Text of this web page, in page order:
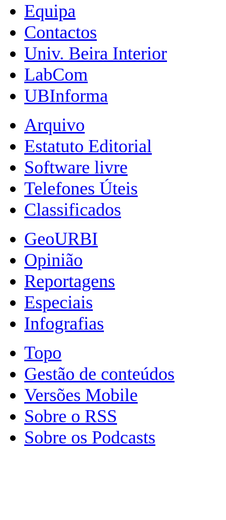
Equipa
Contactos
Univ. Beira Interior
LabCom
UBInforma
Arquivo
Estatuto Editorial
Software livre
Telefones Úteis
Classificados
GeoURBI
Opinião
Reportagens
Especiais
Infografias
Topo
Gestão de conteúdos
Versões Mobile
Sobre o RSS
Sobre os Podcasts